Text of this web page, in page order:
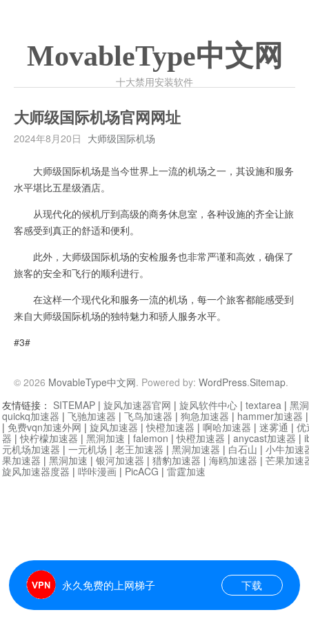
MovableType中文网
十大禁用安装软件
大师级国际机场官网网址
2024年8月20日 大师级国际机场
大师级国际机场是当今世界上一流的机场之一，其设施和服务
水平堪比五星级酒店。
从现代化的候机厅到高级的商务休息室，各种设施的齐全让旅
客感受到真正的舒适和便利。
此外，大师级国际机场的安检服务也非常严谨和高效，确保了
旅客的安全和飞行的顺利进行。
在这样一个现代化和服务一流的机场，每一个旅客都能感受到
来自大师级国际机场的独特魅力和骄人服务水平。
#3#
© 2026 MovableType中文网. Powered by: WordPress.Sitemap.
永久免费的上网梯子 下载
友情链接： SITEMAP | 旋风加速器官网 | 旋风软件中心 | textarea | 黑
quickq加速器 | 飞驰加速器 | 飞鸟加速器 | 狗急加速器 | hammer加速器
| 免费vqn加速外网 | 旋风加速器 |快橙加速器 | 啊哈加速器 | 迷雾通 | 优
器 |快柠檬加速器 | 黑洞加速 | falemon |快橙加速器 | anycast加速器 |
元机场加速器 | 一元机场 | 老王加速器 | 黑洞加速器 | 白石山 | 小牛加速
果加速器 | 黑洞加速 | 银河加速器 | 猎豹加速器 | 海鸥加速器 | 芒果加速
旋风加速器度器 | 哔咔漫画 | PicACG | 雷霆加速